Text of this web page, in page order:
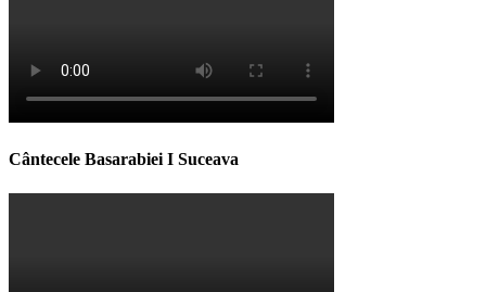
Cântecele Basarabiei I Suceava